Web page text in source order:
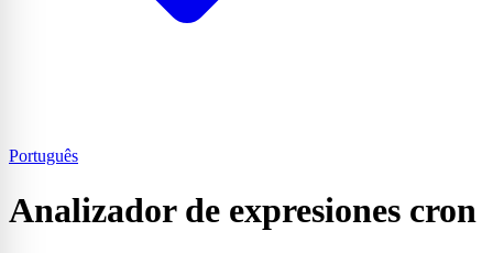
Português
Analizador de expresiones cron